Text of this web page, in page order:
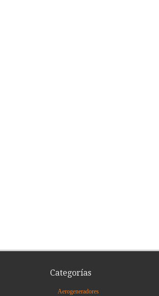
Categorías
Aerogeneradores